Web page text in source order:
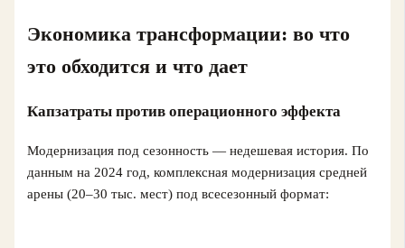
Экономика трансформации: во что
это обходится и что дает
Капзатраты против операционного эффекта
Модернизация под сезонность — недешевая история. По
данным на 2024 год, комплексная модернизация средней
арены (20–30 тыс. мест) под всесезонный формат: